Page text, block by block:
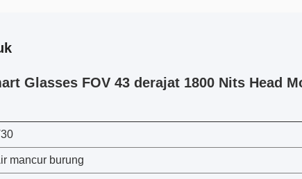
Glasses FOV 43 derajat 1800 Nits Head
mancur burung